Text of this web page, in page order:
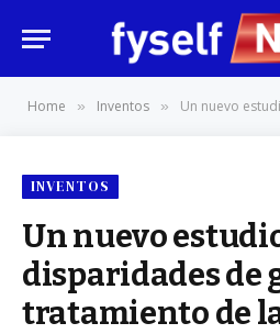
Home » Inventos » Un nuevo estudio destaca
INVENTOS
Un nuevo
disparidades de
tratamiento de